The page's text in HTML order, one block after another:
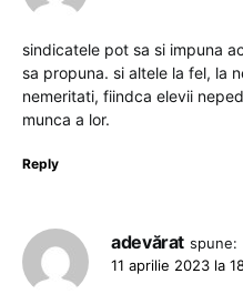
sindicatele pot sa si impuna
sa propuna. si altele la fel, la
nemeritati, fiindca elevii
munca a lor.
Reply
adevărat spune:
11 aprilie 2023 la